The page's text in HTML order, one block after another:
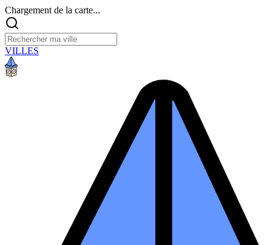
Chargement de la carte...
VILLES